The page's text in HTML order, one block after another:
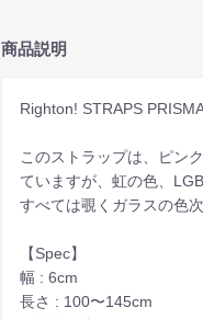
商品説明
Righton! STRAPS
このストラップは、ピン
ていますが、虹の色、
すべては覗くガラスの色
【Spec】
幅 : 6cm
長さ : 100〜145cm